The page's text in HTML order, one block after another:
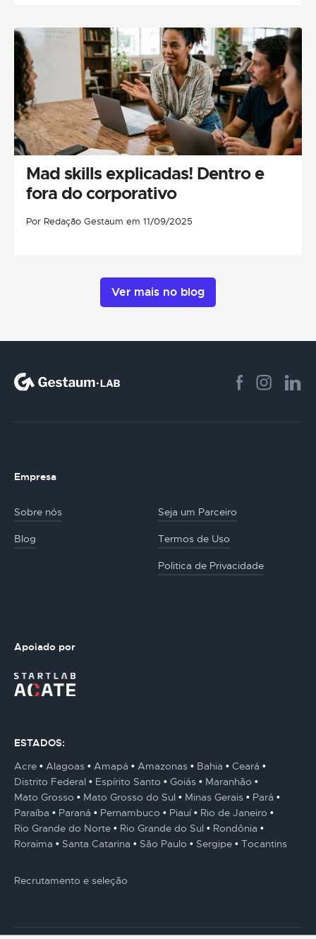
Mad skills explicadas! Dentro e
fora do corporativo
Por Redação Gestaum em 11/09/2025
Ver mais no blog
Empresa
Sobre nós Seja um Parceiro
Blog Termos de Uso
Politica de Privacidade
Apoiado por
ESTADOS:
Acre
Alagoas Amapá Amazonas Bahia
Ceará
Distrito Federal
Espírito Santo Goiás
Maranhão
Mato Grosso
Mato Grosso do Sul Minas Gerais
Pará
Paraíba
Paraná Pernambuco Piauí
Rio de Janeiro
Rio Grande do Norte
Rio Grande do Sul
Rondônia
Roraima
Santa Catarina São Paulo Sergipe Tocantins
Recrutamento e seleção